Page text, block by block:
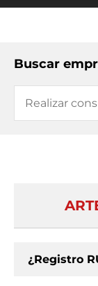
Buscar
¿Registro